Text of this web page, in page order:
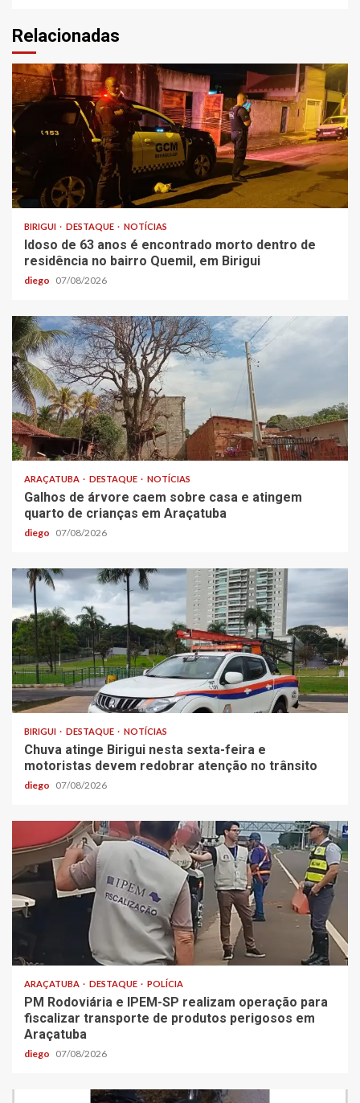
Relacionadas
BIRIGUI DESTAQUE NOTÍCIAS
Idoso de 63 anos é encontrado morto dentro de
residência no bairro Quemil, em Birigui
diego 07/08/2026
ARAÇATUBA DESTAQUE NOTÍCIAS
Galhos de árvore caem sobre casa e atingem
quarto de crianças em Araçatuba
diego 07/08/2026
BIRIGUI DESTAQUE NOTÍCIAS
Chuva atinge Birigui nesta sexta-feira e
motoristas devem redobrar atenção no trânsito
diego 07/08/2026
ARAÇATUBA DESTAQUE POLÍCIA
PM Rodoviária e IPEM-SP realizam operação para
fiscalizar transporte de produtos perigosos em
Araçatuba
diego 07/08/2026